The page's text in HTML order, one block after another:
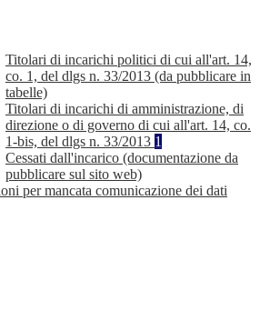
Titolari di incarichi politici di cui all'art. 14,
co. 1, del dlgs n. 33/2013 (da pubblicare in
tabelle)
Titolari di incarichi di amministrazione, di
direzione o di governo di cui all'art. 14, co.
1-bis, del dlgs n. 33/2013 1
Cessati dall'incarico (documentazione da
pubblicare sul sito web)
per mancata comunicazione dei dati